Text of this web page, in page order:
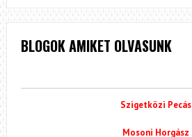
BLOGOK AMIKET OLVASUNK
Szigetközi Pecás
Mosoni Horgász